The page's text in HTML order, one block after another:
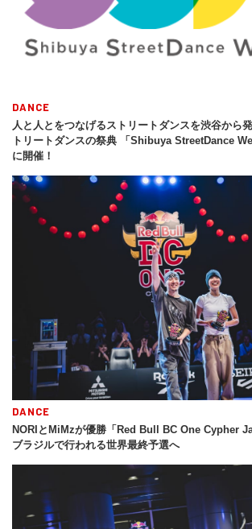
DANCE
人と人とをつなげるストリートダンスを渋谷から
トリートダンスの祭典 「Shibuya StreetDance
に開催！
DANCE
NORIとMiMzが優勝「Red Bull BC One Cypher
ブラジルで行われる世界最終予選へ